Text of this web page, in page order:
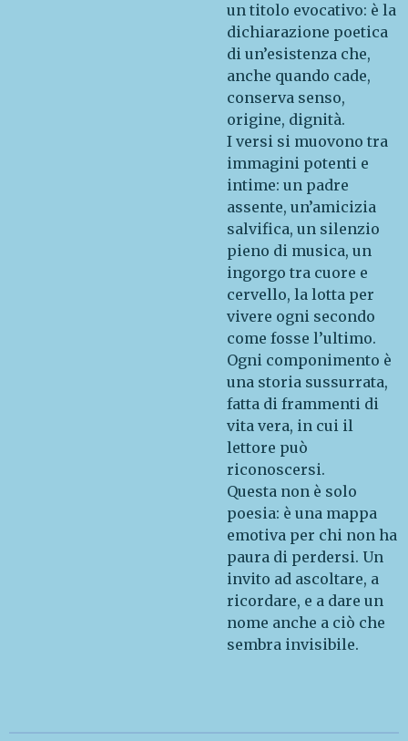
un titolo evocativo: è la
dichiarazione poetica
di un’esistenza che,
anche quando cade,
conserva senso,
origine, dignità.
I versi si muovono tra
immagini potenti e
intime: un padre
assente, un’amicizia
salvifica, un silenzio
pieno di musica, un
ingorgo tra cuore e
cervello, la lotta per
vivere ogni secondo
come fosse l’ultimo.
Ogni componimento è
una storia sussurrata,
fatta di frammenti di
vita vera, in cui il
lettore può
riconoscersi.
Questa non è solo
poesia: è una mappa
emotiva per chi non ha
paura di perdersi. Un
invito ad ascoltare, a
ricordare, e a dare un
nome anche a ciò che
sembra invisibile.